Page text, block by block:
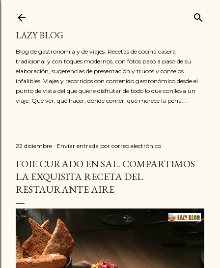
LAZY BLOG
Blog de gastronomía y de viajes. Recetas de cocina casera
tradicional y con toques modernos, con fotos paso a paso de su
elaboración, sugerencias de presentación y trucos y consejos
infalibles. Viajes y recorridos con contenido gastronómico desde el
punto de vista del que quiere disfrutar de todo lo que conlleva un
viaje. Qué ver, qué hacer, dónde comer, qué merece la pena...
22 diciembre Enviar entrada por correo electrónico
FOIE CURADO EN SAL. COMPARTIMOS
LA EXQUISITA RECETA DEL
RESTAURANTE AIRE